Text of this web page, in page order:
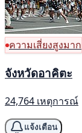
ความเสี่ยงสูงมาก
จังหวัดอาคิตะ
24,764 เหตุการณ์
แจ้งเตือน